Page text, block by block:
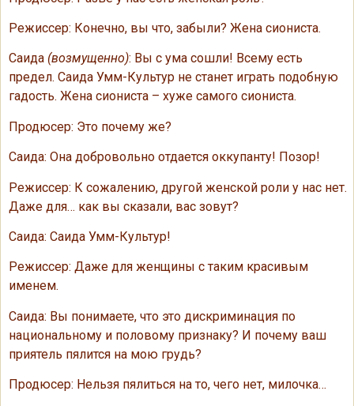
Режиссер: Конечно, вы что, забыли? Жена сиониста.
Саида (возмущенно): Вы с ума сошли! Всему есть
предел. Саида Умм-Культур не станет играть подобную
гадость. Жена сиониста – хуже самого сиониста.
Продюсер: Это почему же?
Саида: Она добровольно отдается оккупанту! Позор!
Режиссер: К сожалению, другой женской роли у нас нет.
Даже для… как вы сказали, вас зовут?
Саида: Саида Умм-Культур!
Режиссер: Даже для женщины с таким красивым
именем.
Саида: Вы понимаете, что это дискриминация по
национальному и половому признаку? И почему ваш
приятель пялится на мою грудь?
Продюсер: Нельзя пялиться на то, чего нет, милочка…